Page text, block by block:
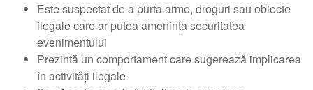
Este suspectat de a purta arme, droguri sau obiecte
ilegale care ar putea amenința securitatea
evenimentului
Prezintă un comportament care sugerează implicarea
în activități ilegale